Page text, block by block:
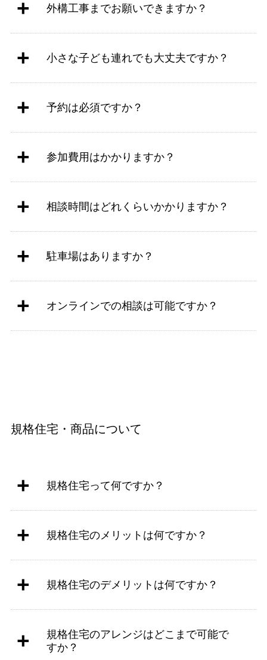
外構工事までお願いできますか？
小さな子ども連れでも大丈夫ですか？
予約は必須ですか？
参加費用はかかりますか？
相談時間はどれくらいかかりますか？
駐車場はありますか？
オンラインでの相談は可能ですか？
規格住宅・商品について
規格住宅って何ですか？
規格住宅のメリットは何ですか？
規格住宅のデメリットは何ですか？
規格住宅のアレンジはどこまで可能で
すか？